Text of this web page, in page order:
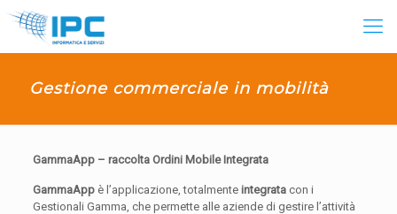
Gestione commerciale in mobilità
GammaApp – raccolta Ordini Mobile Integrata
GammaAppè l’applicazione, totalmente integratacon i
Gestionali Gamma, che permette alle aziende di gestire l’attività